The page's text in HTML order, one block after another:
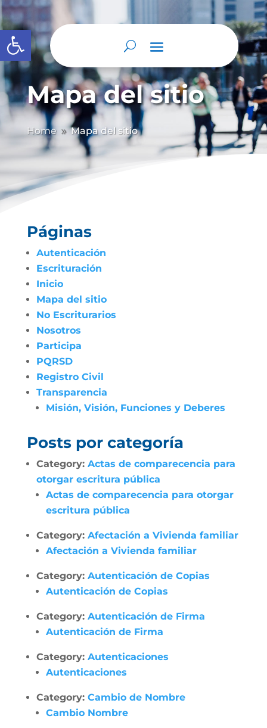
Abrir barra de herramientas
Mapa del sitio
Home 9 Mapa del sitio
Páginas
Autenticación
Escrituración
Inicio
Mapa del sitio
No Escriturarios
Nosotros
Participa
PQRSD
Registro Civil
Transparencia
Misión, Visión, Funciones y Deberes
Posts por categoría
Category: Actas de comparecencia para
otorgar escritura pública
Actas de comparecencia para otorgar
escritura pública
Category: Afectación a Vivienda familiar
Afectación a Vivienda familiar
Category: Autenticación de Copias
Autenticación de Copias
Category: Autenticación de Firma
Autenticación de Firma
Category: Autenticaciones
Autenticaciones
Category: Cambio de Nombre
Cambio Nombre